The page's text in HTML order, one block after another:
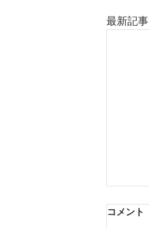
最新記事
コメント